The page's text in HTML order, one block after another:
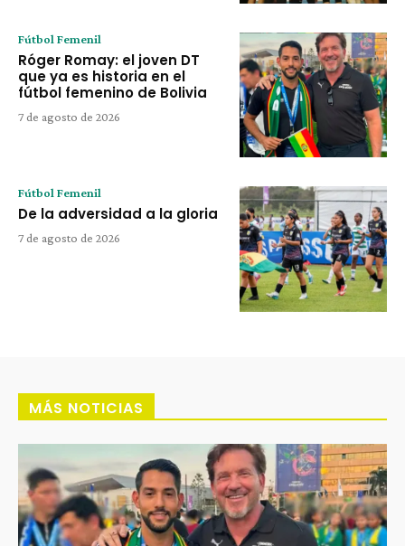
Fútbol Femenil
Róger Romay: el joven DT
que ya es historia en el
fútbol femenino de Bolivia
7 de agosto de 2026
Fútbol Femenil
De la adversidad a la gloria
7 de agosto de 2026
MÁS NOTICIAS